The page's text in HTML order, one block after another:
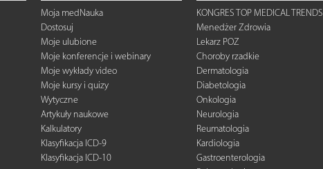
Moja medNauka
Dostosuj
Moje ulubione
Moje konferencje i webinary
Moje wykłady video
Moje kursy i quizy
Wytyczne
Artykuły naukowe
Kalkulatory
Klasyfikacja ICD-9
Klasyfikacja ICD-10
KONGRES TOP MEDICAL TRENDS
Menedżer Zdrowia
Lekarz POZ
Choroby rzadkie
Dermatologia
Diabetologia
Onkologia
Neurologia
Reumatologia
Kardiologia
Gastroenterologia